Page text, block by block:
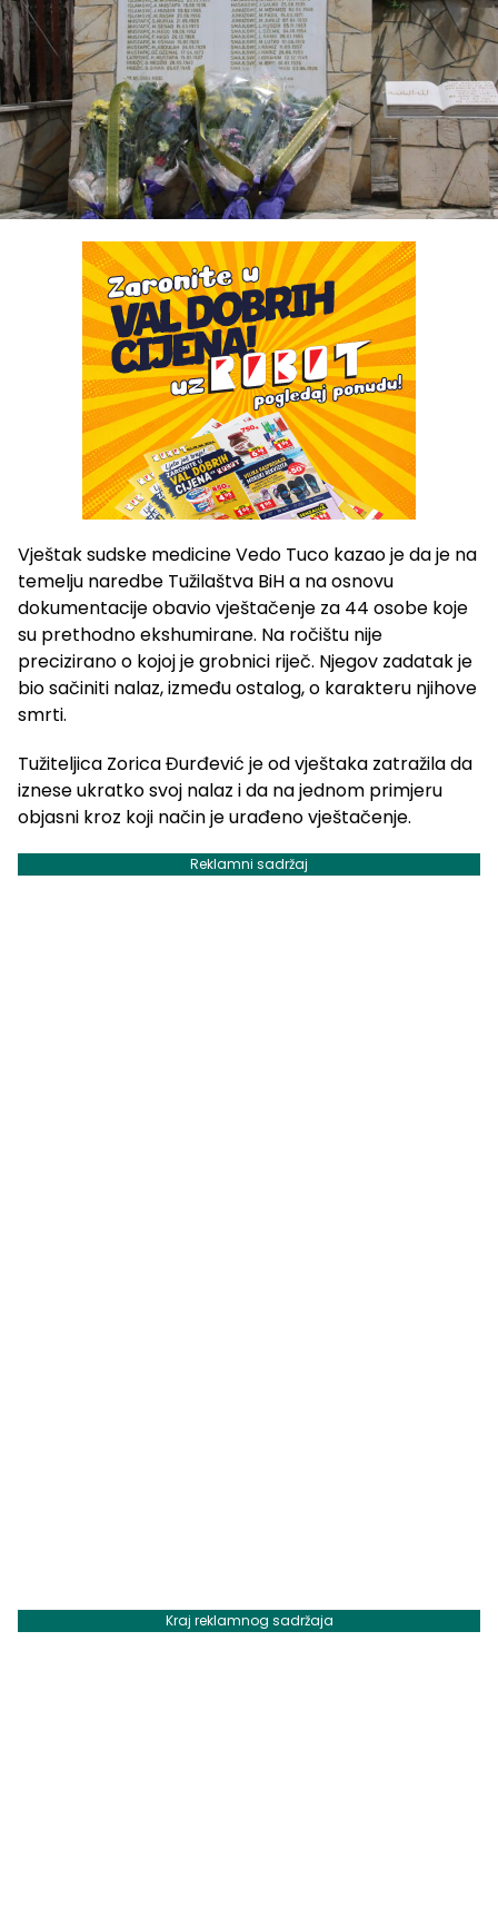
Vještak sudske medicine Vedo Tuco kazao je da je na
temelju naredbe Tužilaštva BiH a na osnovu
dokumentacije obavio vještačenje za 44 osobe koje
su prethodno ekshumirane. Na ročištu nije
precizirano o kojoj je grobnici riječ. Njegov zadatak je
bio sačiniti nalaz, između ostalog, o karakteru njihove
smrti.
Tužiteljica Zorica Đurđević je od vještaka zatražila da
iznese ukratko svoj nalaz i da na jednom primjeru
objasni kroz koji način je urađeno vještačenje.
Reklamni sadržaj
Kraj reklamnog sadržaja